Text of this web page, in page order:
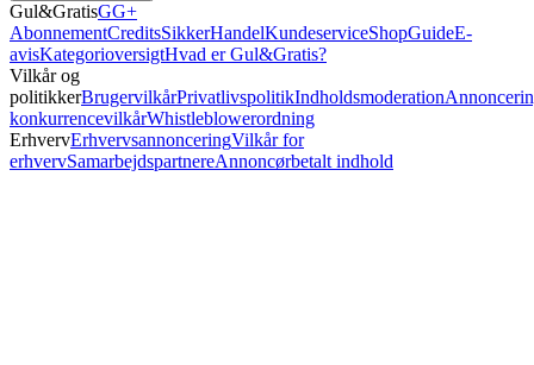
Gul&GratisGG+
AbonnementCreditsSikkerHandelKundeserviceShopGuideE-
avisKategorioversigtHvad er Gul&Gratis?
Vilkår og
politikkerBrugervilkårPrivatlivspolitikIndholdsmoderation
konkurrencevilkårWhistleblowerordning
ErhvervErhvervsannonceringVilkår for
erhvervSamarbejdspartnereAnnoncørbetalt indhold